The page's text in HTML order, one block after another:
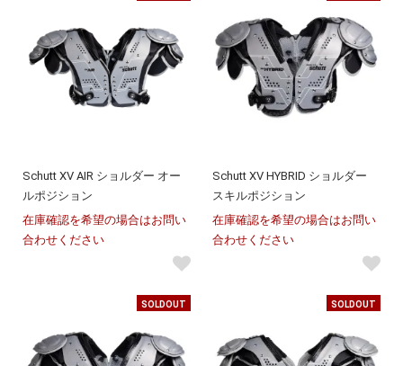
Schutt XV AIR ショルダー オー
ルポジション
在庫確認を希望の場合はお問い
合わせください
Schutt XV HYBRID ショルダー
スキルポジション
在庫確認を希望の場合はお問い
合わせください
SOLDOUT SOLDOUT